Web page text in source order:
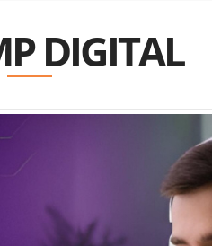
da Gravura
Regional
Institucional Fazer
Comissão
Avaliação
Editais /
DIGITAL